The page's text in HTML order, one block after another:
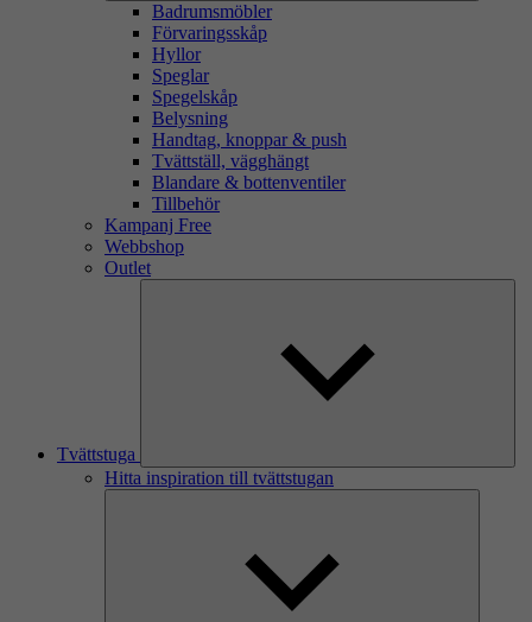
Badrumsmöbler
Förvaringsskåp
Hyllor
Speglar
Spegelskåp
Belysning
Handtag, knoppar & push
Tvättställ, vägghängt
Blandare & bottenventiler
Tillbehör
Kampanj Free
Webbshop
Outlet
Tvättstuga
Hitta inspiration till tvättstugan